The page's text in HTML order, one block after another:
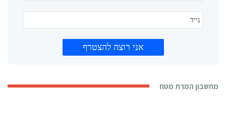
מחשבון המרת מטח